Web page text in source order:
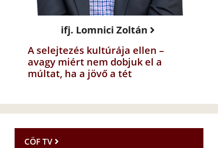
ifj. Lomnici Zoltán
A selejtezés kultúrája ellen –
avagy miért nem dobjuk el a
múltat, ha a jövő a tét
CÖF TV